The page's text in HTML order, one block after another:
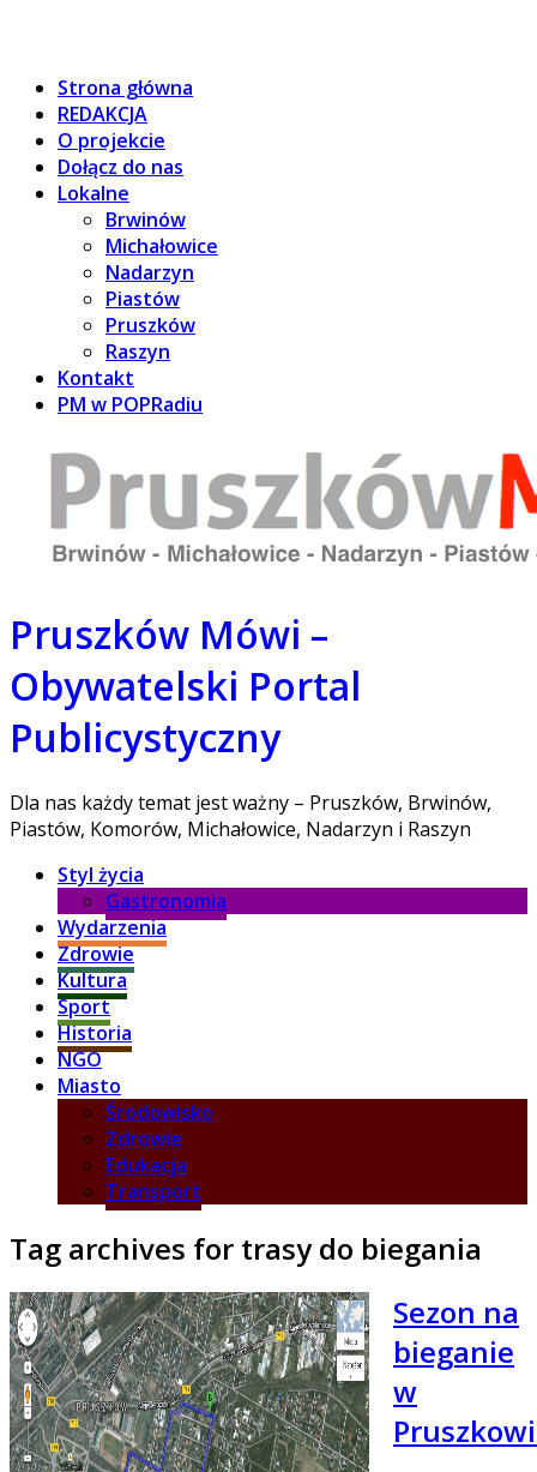
Strona główna
REDAKCJA
O projekcie
Dołącz do nas
Lokalne
Brwinów
Michałowice
Nadarzyn
Piastów
Pruszków
Raszyn
Kontakt
PM w POPRadiu
Pruszków Mówi –
Obywatelski Portal
Publicystyczny
Dla nas każdy temat jest ważny – Pruszków, Brwinów,
Piastów, Komorów, Michałowice, Nadarzyn i Raszyn
Styl życia
Gastronomia
Wydarzenia
Zdrowie
Kultura
Sport
Historia
NGO
Miasto
Środowisko
Zdrowie
Edukacja
Transport
Tag archives for trasy do biegania
Sezon na
bieganie
w